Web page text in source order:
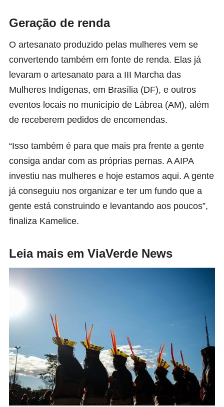
Geração de renda
O artesanato produzido pelas mulheres vem se
convertendo também em fonte de renda. Elas já
levaram o artesanato para a III Marcha das
Mulheres Indígenas, em Brasília (DF), e outros
eventos locais no município de Lábrea (AM), além
de receberem pedidos de encomendas.
“Isso também é para que mais pra frente a gente
consiga andar com as próprias pernas. A AIPA
investiu nas mulheres e hoje estamos aqui. A gente
já conseguiu nos organizar e ter um fundo que a
gente está construindo e levantando aos poucos”,
finaliza Kamelice.
Leia mais em ViaVerde News